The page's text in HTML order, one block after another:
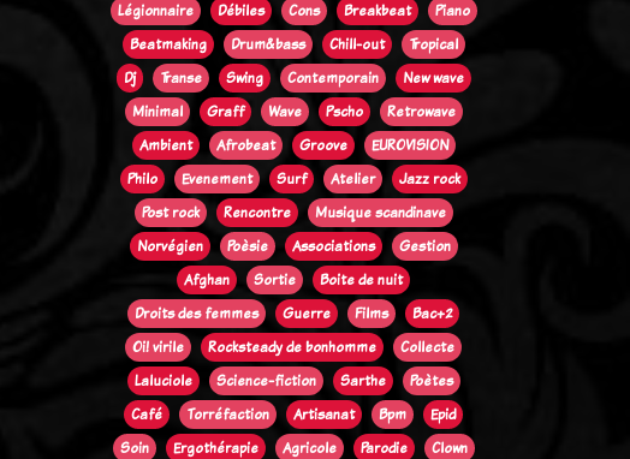
Légionnaire
Débiles Cons Breakbeat
Piano
Beatmaking
Drum&bass Chill-out
Tropical
Dj
Transe Swing Contemporain
New wave
Minimal
Graff Wave Pscho
Retrowave
Ambient
Afrobeat Groove
EUROVISION
Philo
Evenement Surf Atelier
Jazz rock
Post rock
Rencontre
Musique scandinave
Norvégien
Poèsie Associations
Gestion
Afghan
Sortie
Boite de nuit
Droits des femmes
Guerre Films
Bac+2
Oi! virile
Rocksteady de bonhomme
Collecte
Laluciole
Science-fiction Sarthe
Poètes
Café
Torréfaction Artisanat Bpm
Epid
Soin
Ergothérapie Agricole Parodie
Clown